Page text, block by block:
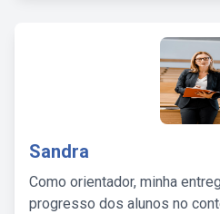
Sandra
Como orientador, minha
progresso dos alunos no